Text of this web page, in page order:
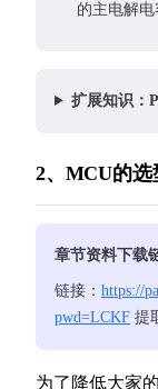
的主电解电
扩展知识：
2、MCU的选
章节资料下载
链接： https://
pwd=LCKF 提
为了降低大家